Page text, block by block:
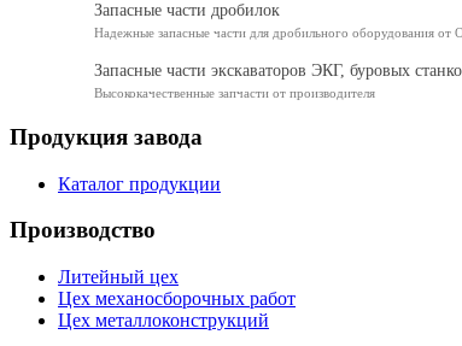
Запасные части дробилок
Надежные запасные части для дробильного оборудования от
Запасные части экскаваторов ЭКГ, буровых
Высококачественные запчасти от производителя
Продукция завода
Каталог продукции
Производство
Литейный цех
Цех механосборочных работ
Цех металлоконструкций